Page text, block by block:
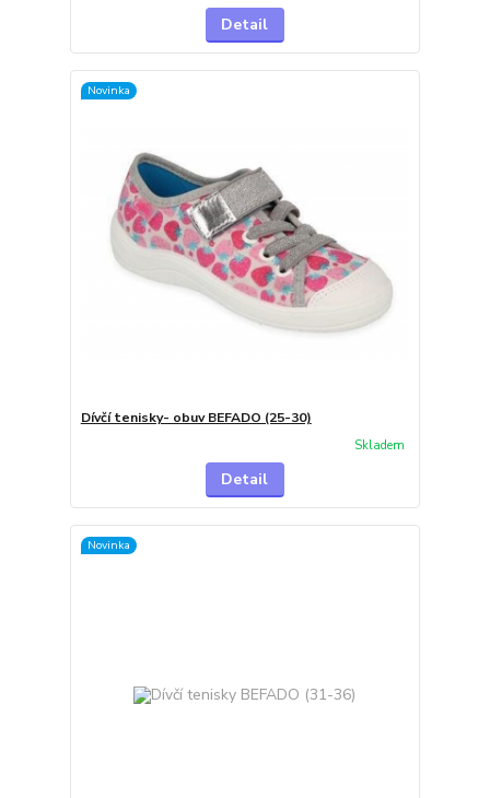
Detail
Novinka
Dívčí tenisky- obuv BEFADO (25-30)
Skladem
Detail
Novinka